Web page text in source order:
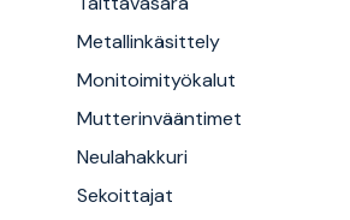
Metallinkäsittely
Monitoimityökalut
Mutterinvääntimet
Neulahakkuri
Sekoittajat